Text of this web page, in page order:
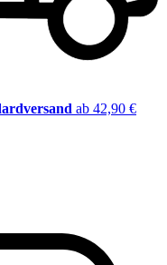
ab 42,90 €